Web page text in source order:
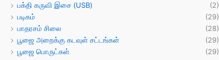
பக்தி கருவி இசை (USB)
(2)
படிகம்
(29)
பாதரசம் சிலை
(28)
பூஜை அறைக்கு கடவுள் சட்டங்கள்
(29)
பூஜை பொருட்கள்
(29)